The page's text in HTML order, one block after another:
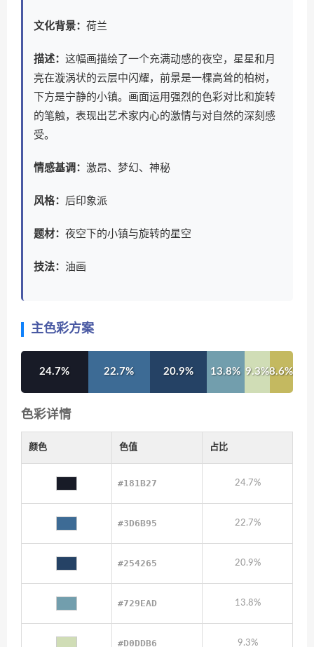
文化背景： 荷兰
描述： 这幅画描绘了一个充满动感的夜空，星星和月
亮在漩涡状的云层中闪耀，前景是一棵高耸的柏树，
下方是宁静的小镇。画面运用强烈的色彩对比和旋转
的笔触，表现出艺术家内心的激情与对自然的深刻感
受。
情感基调： 激昂、梦幻、神秘
风格： 后印象派
题材： 夜空下的小镇与旋转的星空
技法： 油画
主色彩方案
24.7% 22.7% 20.9% 13.8% 9.3%8.6%
色彩详情
颜色 色值 占比
#181B27 24.7%
#3D6B95 22.7%
#254265 20.9%
#729EAD 13.8%
#D0DDB6 9.3%